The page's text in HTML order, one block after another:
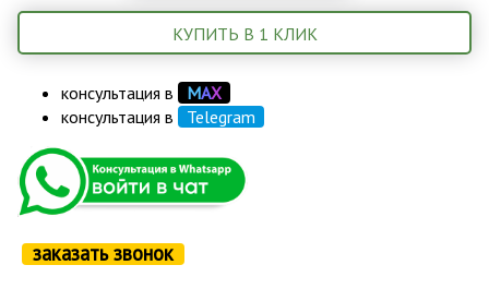
КУПИТЬ В 1 КЛИК
консультация в МАХ
консультация в Telegram
заказать звонок